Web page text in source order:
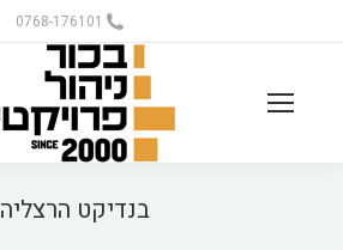
0768-176101
בנדיקט הרצליה